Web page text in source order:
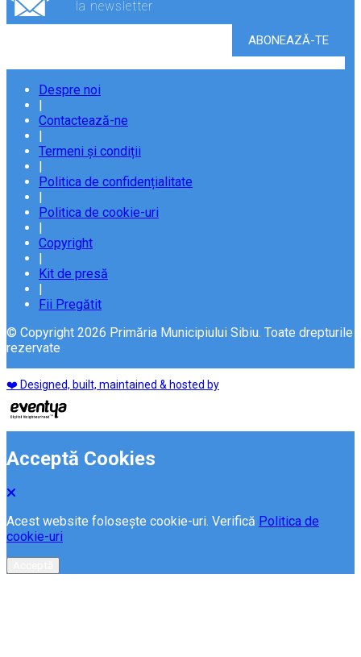
la newsletter
Despre noi
|
Contactează-ne
|
Termeni și condiții
|
Politica de confidențialitate
|
Politica de cookie-uri
|
Copyright
|
Kit de presă
|
Fii Pregătit
© Copyright 2026 Primăria Municipiului Sibiu. Toate drepturile
rezervate
❤️ Designed, built, maintained & hosted by
Acceptă Cookies
Acest website folosește cookie-uri. Verifică Politica de
cookie-uri